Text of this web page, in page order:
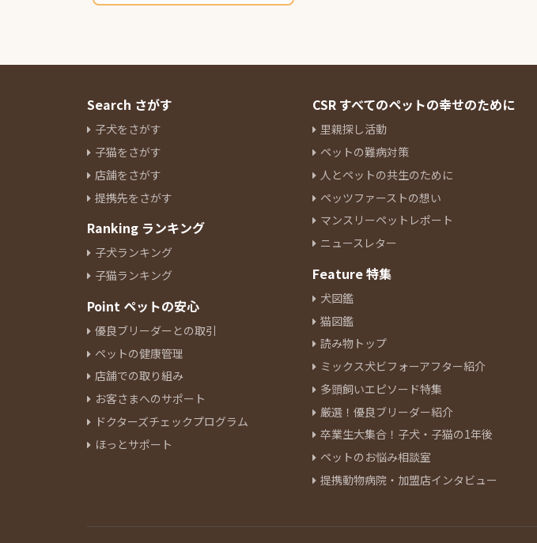
ボストンテリア
キャバリアキングチャールズス
パニエル
ラブラドールレトリーバー
パピヨン
イタリアングレーハウンド
ペキニーズ 19
ジャックラッセルテリア
ミニチュアピンシャー
狆 1
ウェルシュコーギーペンブロー
ク 9
アラスカンマラミュート
ボーダーコリー
ブルドッグ 1
ビーグル
ボロニーズ 1
Search さがす
子犬をさがす
子猫をさがす
店舗をさがす
提携先をさがす
Ranking ランキング
子犬ランキング
子猫ランキング
Point ペットの安心
優良ブリーダーとの取引
ペットの健康管理
店舗での取り組み
お客さまへのサポート
ドクターズチェックプログラム
ほっとサポート
CSR すべてのペットの幸せのために
里親探し活動
ペットの難病対策
人とペットの共生のために
ペッツファーストの想い
マンスリーペットレポート
ニュースレター
Feature 特集
犬図鑑
猫図鑑
読み物トップ
ミックス犬ビフォーアフター紹介
多頭飼いエピソード特集
厳選！優良ブリーダー紹介
卒業生大集合！子犬・子猫の1年後
ペットのお悩み相談室
提携動物病院・加盟店インタビュー